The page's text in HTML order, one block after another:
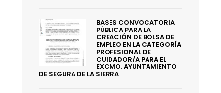
BASES CONVOCATORIA
PÚBLICA PARA LA
CREACIÓN DE BOLSA DE
EMPLEO EN LA CATEGORÍA
PROFESIONAL DE
CUIDADOR/A PARA EL
EXCMO. AYUNTAMIENTO
DE SEGURA DE LA SIERRA